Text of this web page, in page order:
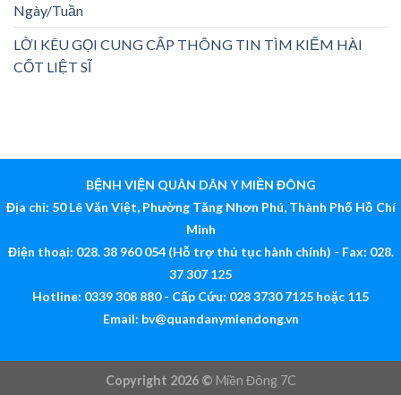
Ngày/Tuần
LỜI KÊU GỌI CUNG CẤP THÔNG TIN TÌM KIẾM HÀI
CỐT LIỆT SĨ
BỆNH VIỆN QUÂN DÂN Y MIỀN ĐÔNG
Địa chỉ: 50 Lê Văn Việt, Phường Tăng Nhơn Phú, Thành Phố Hồ Chí
Minh
Điện thoại: 028. 38 960 054 (Hỗ trợ thủ tục hành chính) - Fax: 028.
37 307 125
Hotline: 0339 308 880 - Cấp Cứu: 028 3730 7125 hoặc 115
Email: bv@quandanymiendong.vn
Copyright 2026 © Miền Đông 7C